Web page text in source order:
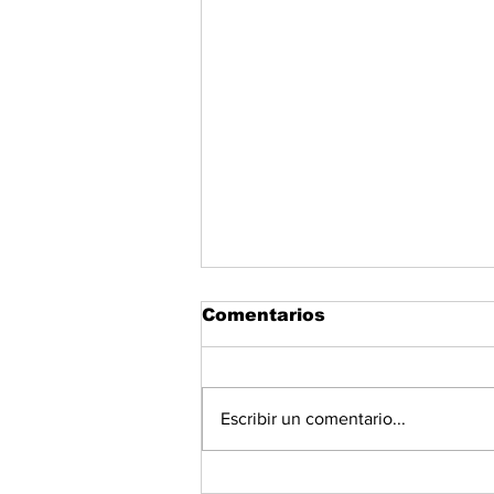
Comentarios
Escribir un comentario...